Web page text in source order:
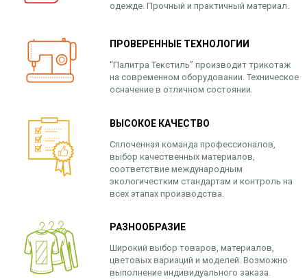
одежде. Прочный и практичный материал.
ПРОВЕРЕННЫЕ ТЕХНОЛОГИИ
“Палитра Текстиль” производит трикотаж
на современном оборудовании. Техническое
осначение в отличном состоянии.
ВЫСОКОЕ КАЧЕСТВО
Сплоченная команда профессионалов,
выбор качественных материалов,
соответствие международным
экологичестким стандартам и контроль на
всех этапах производства.
РАЗНООБРАЗИЕ
Широкий выбор товаров, материалов,
цветовых вариаций и моделей. Возможно
выполнение индивидуального заказа.